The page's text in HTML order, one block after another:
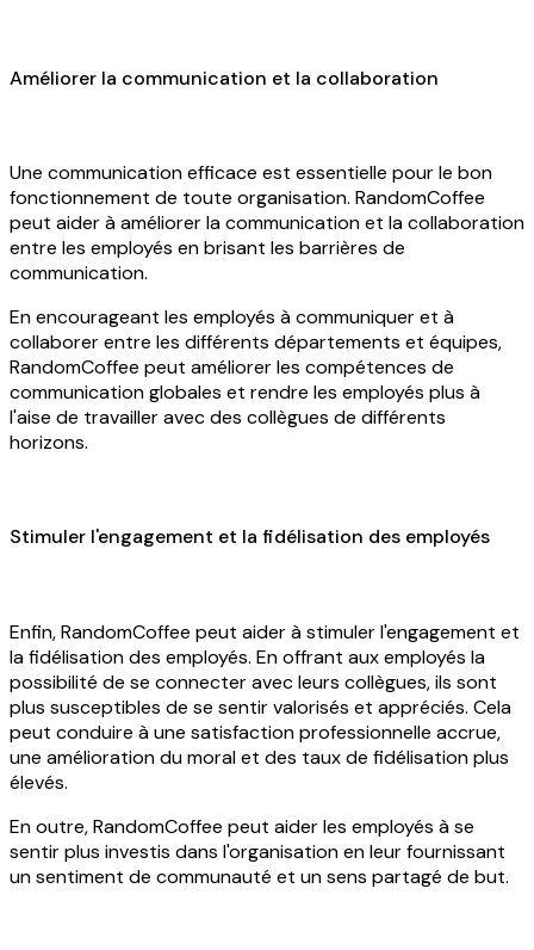
Améliorer la communication et la collaboration
Une communication efficace est essentielle pour le bon
fonctionnement de toute organisation. RandomCoffee
peut aider à améliorer la communication et la collaboration
entre les employés en brisant les barrières de
communication.
En encourageant les employés à communiquer et à
collaborer entre les différents départements et équipes,
RandomCoffee peut améliorer les compétences de
communication globales et rendre les employés plus à
l'aise de travailler avec des collègues de différents
horizons.
Stimuler l'engagement et la fidélisation des employés
Enfin, RandomCoffee peut aider à stimuler l'engagement et
la fidélisation des employés. En offrant aux employés la
possibilité de se connecter avec leurs collègues, ils sont
plus susceptibles de se sentir valorisés et appréciés. Cela
peut conduire à une satisfaction professionnelle accrue,
une amélioration du moral et des taux de fidélisation plus
élevés.
En outre, RandomCoffee peut aider les employés à se
sentir plus investis dans l'organisation en leur fournissant
un sentiment de communauté et un sens partagé de but.